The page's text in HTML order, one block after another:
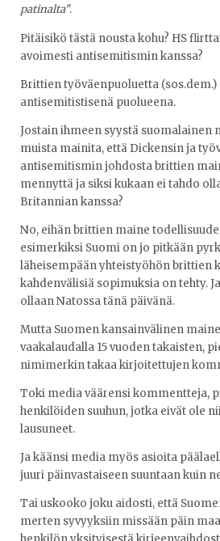
patinalta".
Pitäisikö tästä nousta kohu? HS
avoimesti antisemitismin kanssa?
Brittien työväenpuoluetta
antisemitistisenä puolueena.
Jostain ihmeen syystä suomalainen
muista mainita, että Dickensin ja
antisemitismin johdosta brittien
mennyttä ja siksi kukaan ei tahdo
Britannian kanssa?
No, eihän brittien maine
esimerkiksi Suomi on jo pitkään
läheisempään yhteistyöhön brittien
kahdenvälisiä sopimuksia on tehty.
ollaan Natossa tänä päivänä.
Mutta Suomen kansainvälinen
vaakalaudalla 15 vuoden takaisten,
nimimerkin takaa kirjoitettujen
Toki media väärensi kommentteja,
henkilöiden suuhun, jotka eivät ole
lausuneet.
Ja käänsi media myös asioita
juuri päinvastaiseen suuntaan kuin
Tai uskooko joku aidosti, että
merten syvyyksiin missään päin